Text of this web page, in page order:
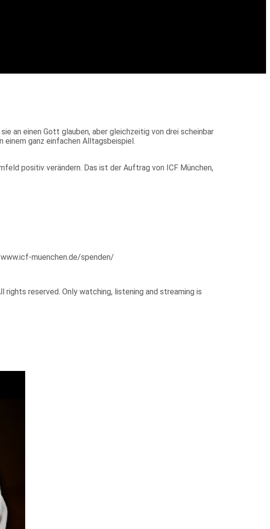
an einen Gott glauben, aber gleichzeitig von drei scheinbar
einem ganz einfachen Alltagsbeispiel.
positiv verändern. Das ist der Auftrag von ICF München,
muenchen.de/spenden/
reserved. Only watching, listening and streaming is